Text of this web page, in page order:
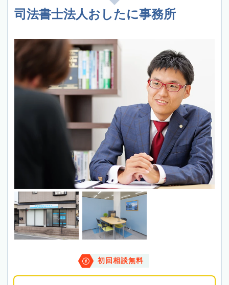
司法書士法人おしたに事務所
初回相談無料